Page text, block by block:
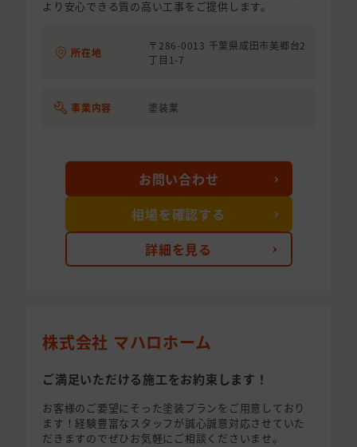
より安心できる質の高い工事をご提供します。
所在地
〒286-0013 千葉県成田市美郷台2
丁目1-7
事業内容 塗装業
詳細を見る
お問い合わせ
相場を確認する
株式会社 マハロホーム
ご満足いただける施工をお約束します！
お客様のご要望にそった塗装プランをご用意しており
ます！経験豊富なスタッフが誠心誠意対応させていた
だきますのでぜひお気軽にご相談くださいませ。